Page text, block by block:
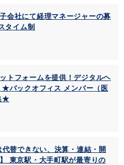
会社にて経理マネージャーの募
タイム制
トフォームを提供！デジタルヘ
バックオフィス メンバー（医
★
代替できない、決算・連結・開
東京駅・大手町駅が最寄りの